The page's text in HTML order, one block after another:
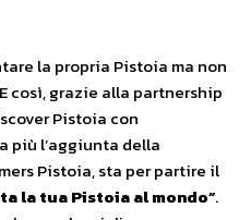
la propria Pistoia ma non
così, grazie alla partnership
Pistoia con
più l’aggiunta della
Pistoia, sta per partire il
la tua Pistoia al mondo”.